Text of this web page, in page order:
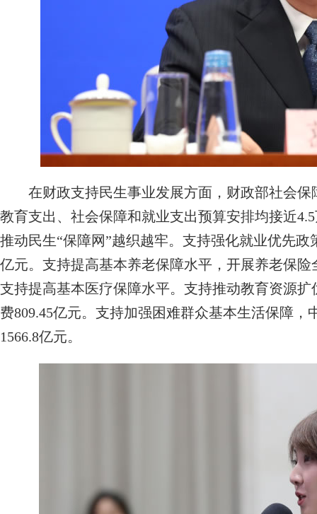
在财政支持民生事业发展方面，财政部社会保
教育支出、社会保障和就业支出预算安排均接近
推动民生“保障网”越织越牢。支持强化就业优先
亿元。支持提高基本养老保障水平，开展养老保
支持提高基本医疗保障水平。支持推动教育资源
费809.45亿元。支持加强困难群众基本生活保障
1566.8亿元。